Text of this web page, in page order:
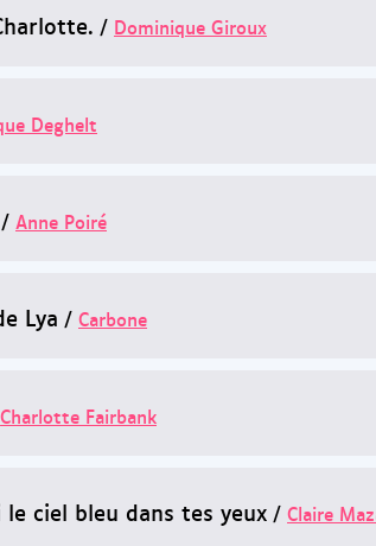
/ Dominique Giroux
Deghelt
/ Anne Poiré
Lya / Carbone
Charlotte Fairbank
ciel bleu dans tes yeux/ Claire